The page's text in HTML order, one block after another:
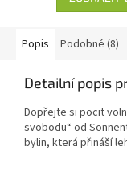
Popis Podobné (8)
Detailní popis
Dopřejte si pocit
svobodu“ od
bylin, která přináší